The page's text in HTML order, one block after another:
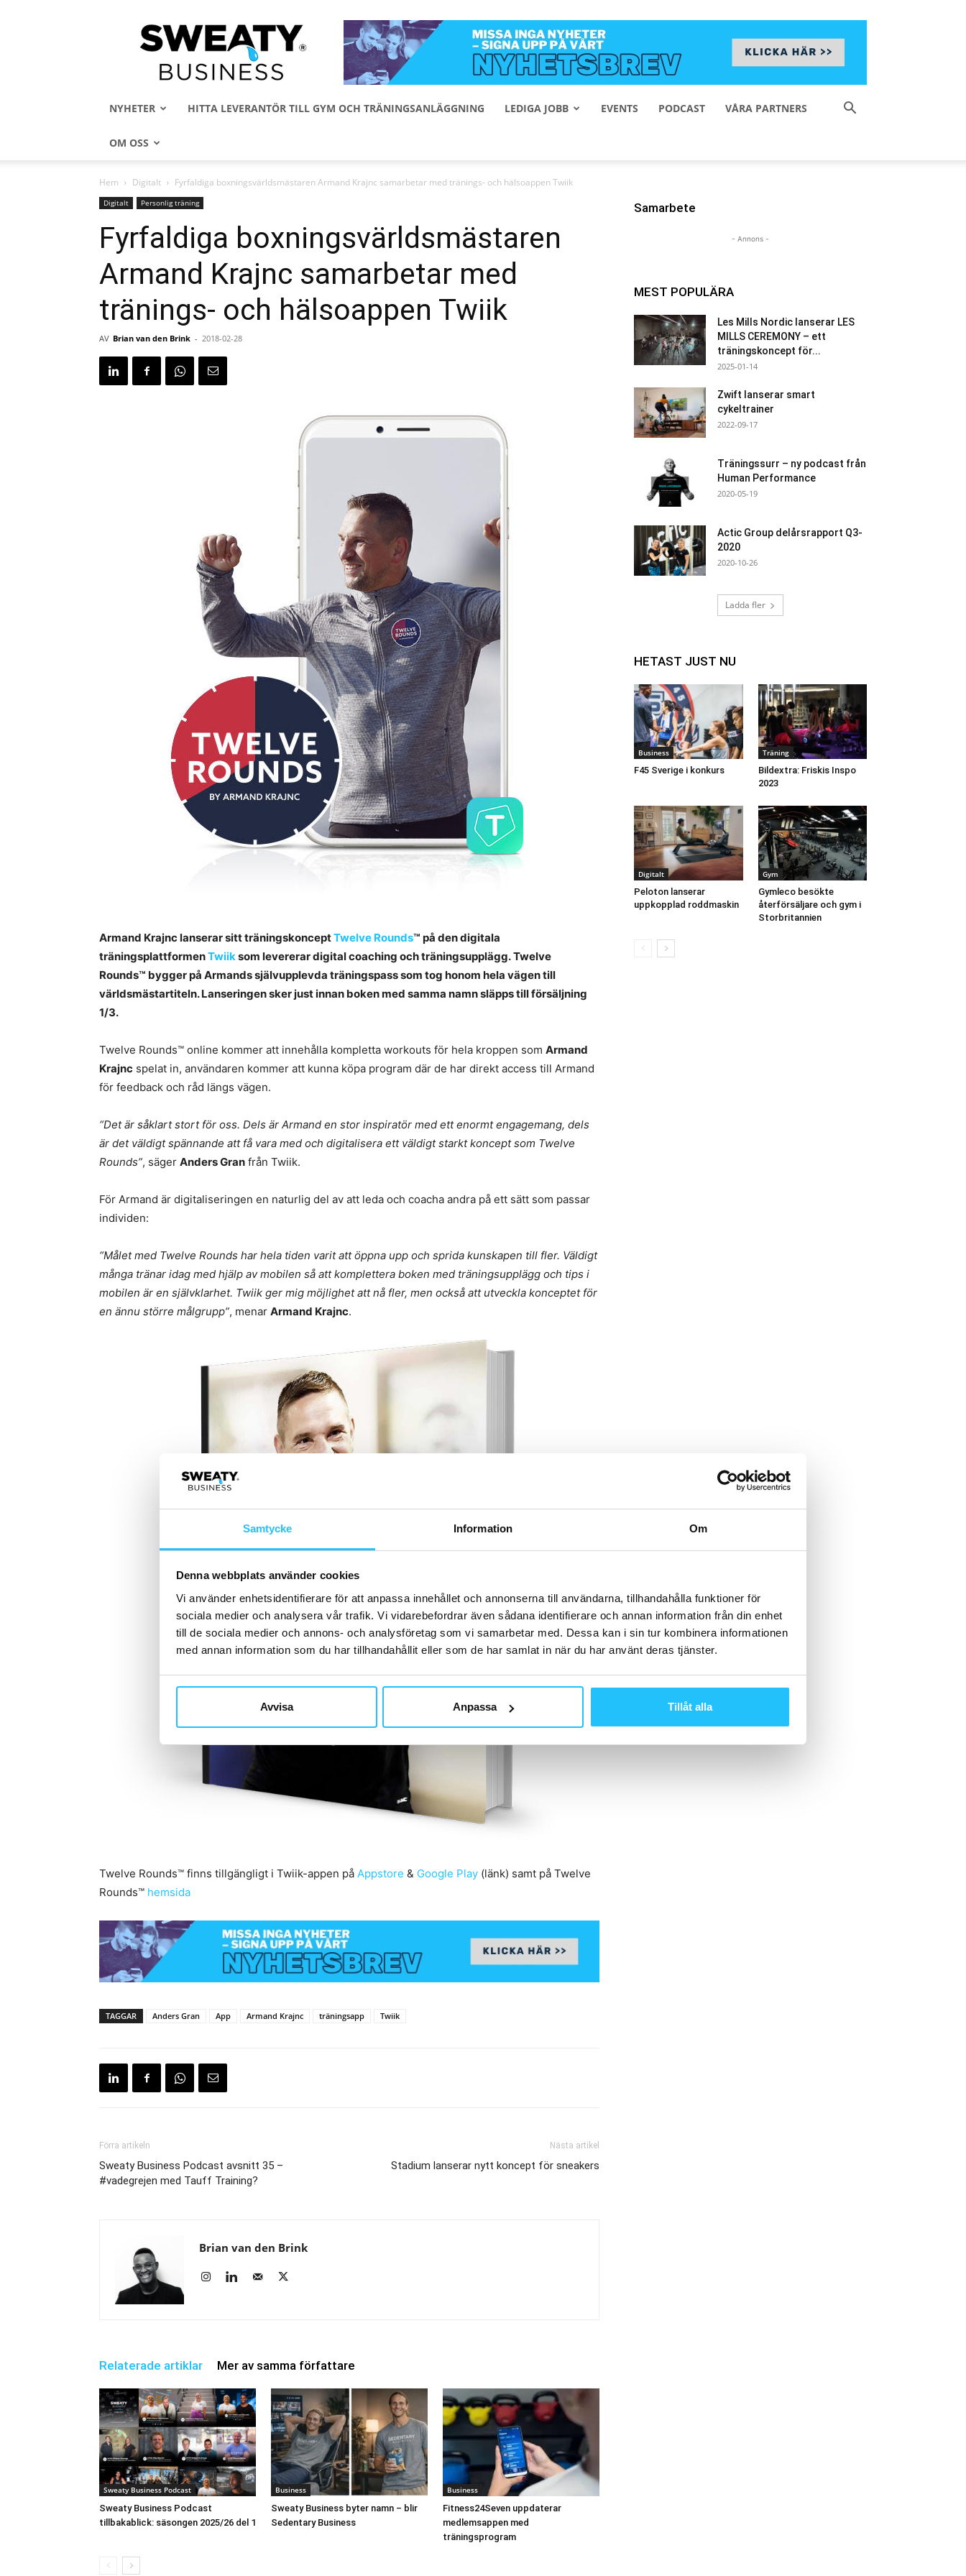
Samtycke Information Om
Denna webbplats använder cookies
Vi använder enhetsidentifierare för att anpassa innehållet och annonserna till användarna, tillhandahålla funktioner för
sociala medier och analysera vår trafik. Vi vidarebefordrar även sådana identifierare och annan information från din enhet
till de sociala medier och annons- och analysföretag som vi samarbetar med. Dessa kan i sin tur kombinera informationen
med annan information som du har tillhandahållit eller som de har samlat in när du har använt deras tjänster.
Avvisa Anpassa Tillåt alla
Sweaty
Business
NYHETER HITTA LEVERANTÖR TILL GYM OCH TRÄNINGSANLÄGGNING LEDIGA JOBB EVENTS PODCAST VÅRA PARTNERS
OM OSS
Hem Digitalt Fyrfaldiga boxningsvärldsmästaren Armand Krajnc samarbetar med tränings- och hälsoappen Twiik
Digitalt Personlig träning
Fyrfaldiga boxningsvärldsmästaren
Armand Krajnc samarbetar med
tränings- och hälsoappen Twiik
AV Brian van den Brink - 2018-02-28
Armand Krajnc lanserar sitt träningskonceptTwelve Rounds™ på den digitala
träningsplattformenTwiiksom levererar digital coaching och träningsupplägg. Twelve
Rounds™ bygger på Armands självupplevda träningspass som tog honom hela vägen till
världsmästartiteln. Lanseringen sker just innan boken med samma namn släpps till försäljning
1/3.
Twelve Rounds™ online kommer att innehålla kompletta workouts för hela kroppen som Armand
Krajnc spelat in, användaren kommer att kunna köpa program där de har direkt access till Armand
för feedback och råd längs vägen.
“Det är såklart stort för oss. Dels är Armand en stor inspiratör med ett enormt engagemang, dels
är det väldigt spännande att få vara med och digitalisera ett väldigt starkt koncept som Twelve
Rounds”, säger Anders Gran från Twiik.
För Armand är digitaliseringen en naturlig del av att leda och coacha andra på ett sätt som passar
individen:
“Målet med Twelve Rounds har hela tiden varit att öppna upp och sprida kunskapen till fler. Väldigt
många tränar idag med hjälp av mobilen så att komplettera boken med träningsupplägg och tips i
mobilen är en självklarhet. Twiik ger mig möjlighet att nå fler, men också att utveckla konceptet för
en ännu större målgrupp”, menar Armand Krajnc.
Twelve Rounds™ finns tillgängligt i Twiik-appen på Appstore & Google Play (länk) samt på Twelve
Rounds™ hemsida
TAGGAR Anders Gran App Armand Krajnc träningsapp Twiik
Förra artikeln
Sweaty Business Podcast avsnitt 35 –
#vadegrejen med Tauff Training?
Nästa artikel
Stadium lanserar nytt koncept för sneakers
Brian van den Brink
Relaterade artiklar Mer av samma författare
Sweaty Business Podcast
Sweaty Business Podcast
tillbakablick: säsongen 2025/26 del 1
Business
Sweaty Business byter namn – blir
Sedentary Business
Business
Fitness24Seven uppdaterar
medlemsappen med
träningsprogram
Samarbete
- Annons -
MEST POPULÄRA
Les Mills Nordic lanserar LES
MILLS CEREMONY – ett
träningskoncept för...
2025-01-14
Zwift lanserar smart
cykeltrainer
2022-09-17
Träningssurr – ny podcast från
Human Performance
2020-05-19
Actic Group delårsrapport Q3-
2020
2020-10-26
Ladda fler
HETAST JUST NU
Business
F45 Sverige i konkurs
Träning
Bildextra: Friskis Inspo
2023
Digitalt
Peloton lanserar
uppkopplad roddmaskin
Gym
Gymleco besökte
återförsäljare och gym i
Storbritannien